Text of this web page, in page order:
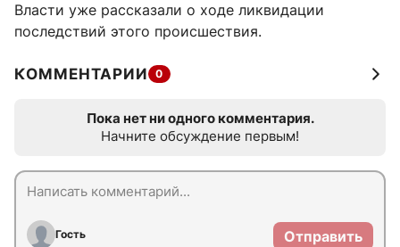
Власти уже рассказали о ходе ликвидации
последствий этого происшествия.
КОММЕНТАРИИ 0
Пока нет ни одного комментария.
Начните обсуждение первым!
Гость Отправить